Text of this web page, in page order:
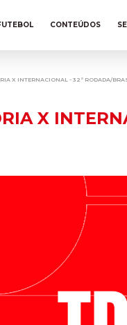
CONTEÚDOS
X INTERNACIONAL - 32ª RODADA/
X